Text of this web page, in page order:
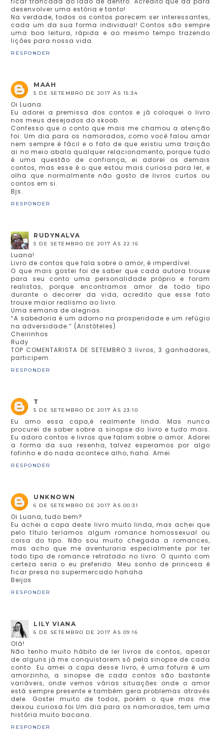
desenvolver uma estória e tanto!
Na verdade, todos os contos parecem ser interessantes,
cada um da sua forma individual! Contos são sempre
uma boa leitura, rápida e ao mesmo tempo trazendo
lições para nossa vida.
RESPONDER
MAAH
5 DE SETEMBRO DE 2017 ÀS 15:34
Oi Luana.
Eu adorei a premissa dos contos e já coloquei o livro
nos meus desejados do skoob.
Confesso que o conto que mais me chamou a atenção
foi: Um dia para os namorados, como você falou amar
nem sempre é fácil e o fato de que existiu uma traição
ai no meio abala qualquer relacionamento, porque tudo
é uma questão de confiança, ei adorei os demais
contos, mas esse é o que estou mais curiosa para ler, e
olha que normalmente não gosto de livros curtos ou
contos em si.
Bjs.
RESPONDER
RUDYNALVA
5 DE SETEMBRO DE 2017 ÀS 22:16
Luana!
Livro de contos que fala sobre o amor, é imperdível.
O que mais gostei foi de saber que cada autora trouxe
para seu conto uma personalidade próprio e foram
realistas, porque encontramos amor de todo tipo
durante o decorrer da vida, acredito que esse fato
trouxe maior realismo ao livro.
Uma semana de alegrias.
“A sabedoria é um adorno na prosperidade e um refúgio
na adversidade.” (Aristóteles)
Cheirinhos
Rudy
TOP COMENTARISTA DE SETEMBRO 3 livros, 3 ganhadores,
participem.
RESPONDER
T
5 DE SETEMBRO DE 2017 ÀS 23:10
Eu amo essa capa,é realmente linda. Mas nunca
procurei de saber sobre a sinopse do livro e tudo mais.
Eu adoro contos e livros que falam sobre o amor. Adorei
a forma da sua resenha, talvez esperamos por algo
fofinho e do nada acontece alho, haha. Amei
RESPONDER
UNKNOWN
6 DE SETEMBRO DE 2017 ÀS 00:31
Oi Luana, tudo bem?
Eu achei a capa deste livro muito linda, mas achei que
pelo título teríamos algum romance homossexual ou
coisa do tipo. Não sou muito chegada a romances,
mas acho que me aventuraria especialmente por ter
todo tipo de romance retratado no livro. O quinto com
certeza seria o eu preferido. Meu sonho de princesa é
ficar presa no supermercado hahaha
Beijos
RESPONDER
LILY VIANA
6 DE SETEMBRO DE 2017 ÀS 09:16
Olá!
Não tenho muito hábito de ler livros de contos, apesar
de alguns já me conquistarem só pela sinopse de cada
conto. Eu amei a capa desse livro, é uma fofura é um
amorzinho, a sinopse de cada contos são bastante
variáveis, onde vemos várias situações onde o amor
está sempre presente e também gera problemas através
dele. Gostei muito de todos, porém o que mas me
deixou curiosa foi Um dia para os namorados, tem uma
história muito bacana.
RESPONDER